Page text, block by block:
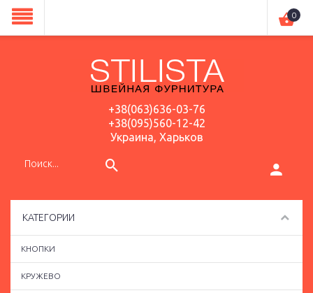
+38(063)636-03-76
+38(095)560-12-42
Украина, Харьков
0
КАТЕГОРИИ
КНОПКИ
КРУЖЕВО